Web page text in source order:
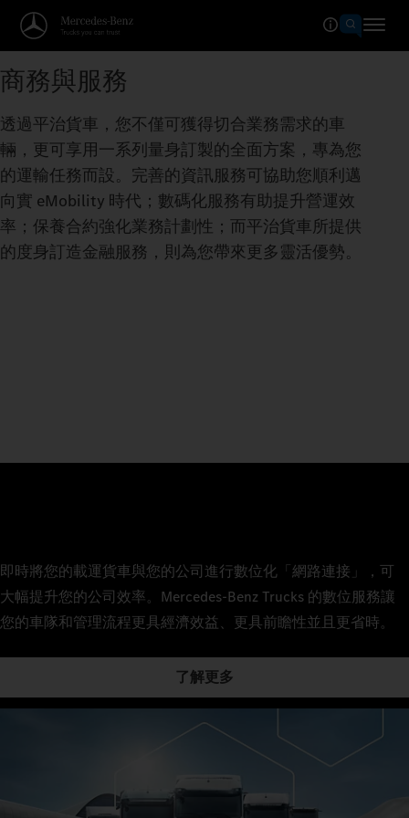
商務與服務
透過平治貨車，您不僅可獲得切合業務需求的車
輛，更可享用一系列量身訂製的全面方案，專為您
的運輸任務而設。完善的資訊服務可協助您順利邁
向實 eMobility 時代；數碼化服務有助提升營運效
率；保養合約強化業務計劃性；而平治貨車所提供
的度身訂造金融服務，則為您帶來更多靈活優勢。
即時將您的載運貨車與您的公司進行數位化「網路連接」，可
大幅提升您的公司效率。Mercedes‑Benz Trucks 的數位服務讓
您的車隊和管理流程更具經濟效益、更具前瞻性並且更省時。
了解更多